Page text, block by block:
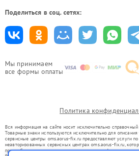
Мы принимаем
все формы оплаты
Поделиться в соц. сетях:
Политика
Вся информация на сайте носит исключительно справочный
Товарные знаки используются исключительно для
сервисные центры oms.aorus-fix.ru предоставляют услуги
неавторизованных сервисных центрах oms.aorus-fix.ru,
правообладателями товарных знаков или их официальными